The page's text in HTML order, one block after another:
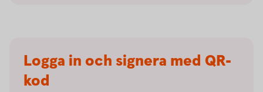
Logga in och signera med QR-
kod